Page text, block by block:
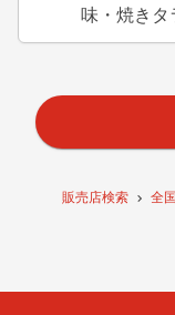
販売店検索 全国
味・焼きタ